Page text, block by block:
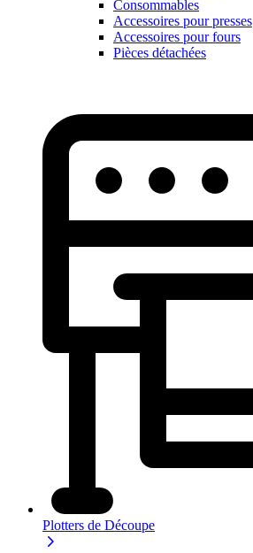
Consommables
Accessoires pour presses
Accessoires pour fours
Pièces détachées
Plotters de Découpe